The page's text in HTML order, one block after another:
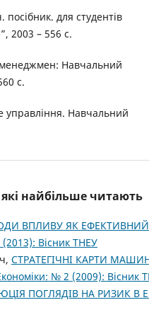
для студентів
2003 – 556 с.
Навчальний
с.
управління. Навчальний
які найбільше читають
ВПЛИВУ ЯК ЕФЕКТИВНИЙ
Вісник ТНЕУ
СТРАТЕГІЧНІ КАРТИ
№ 2 (2009): Вісник
ПОГЛЯДІВ НА РИЗИК В